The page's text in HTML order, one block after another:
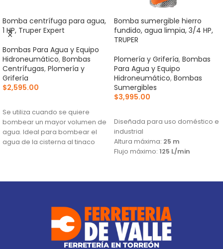
Bomba centrífuga para agua,
1 HP, Truper Expert
Bombas Para Agua y Equipo
Hidroneumático, Bombas
Centrífugas, Plomería y
Grifería
$2,595.00
Se utiliza cuando se quiere
bombear un mayor volumen de
agua. Ideal para bombear el
agua de la cisterna al tinaco
Bomba sumergible hierro
fundido, agua limpia, 3/4 HP,
TRUPER
Plomería y Grifería, Bombas
Para Agua y Equipo
Hidroneumático, Bombas
Sumergibles
$3,995.00
Diseñada para uso doméstico e
industrial
Altura máxima: 25 m
Flujo máximo: 125 L/min
FERRETERÍA EN TORREÓN